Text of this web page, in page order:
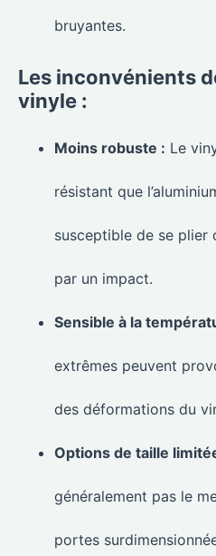
bruyantes.
Les inconvénients
vinyle :
Moins robuste : Le
résistant que
susceptible de se plier
par un impact.
Sensible à la
extrêmes peuvent
des déformations du
Options de taille
généralement pas le
portes